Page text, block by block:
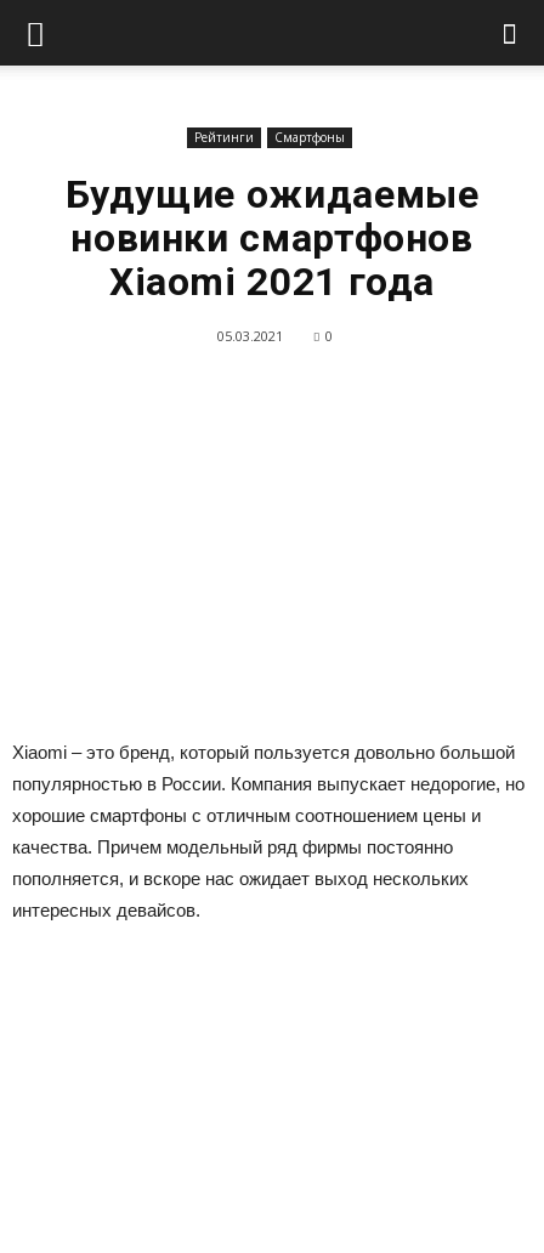
Рейтинги Смартфоны
Будущие ожидаемые
новинки смартфонов
Xiaomi 2021 года
05.03.2021 0
Xiaomi – это бренд, который пользуется довольно большой
популярностью в России. Компания выпускает недорогие, но
хорошие смартфоны с отличным соотношением цены и
качества. Причем модельный ряд фирмы постоянно
пополняется, и вскоре нас ожидает выход нескольких
интересных девайсов.